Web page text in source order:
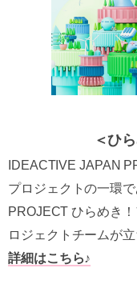
＜ひ
IDEACTIVE JAPAN
プロジェクトの一環
PROJECT ひらめき
ロジェクトチームが
詳細はこちら♪